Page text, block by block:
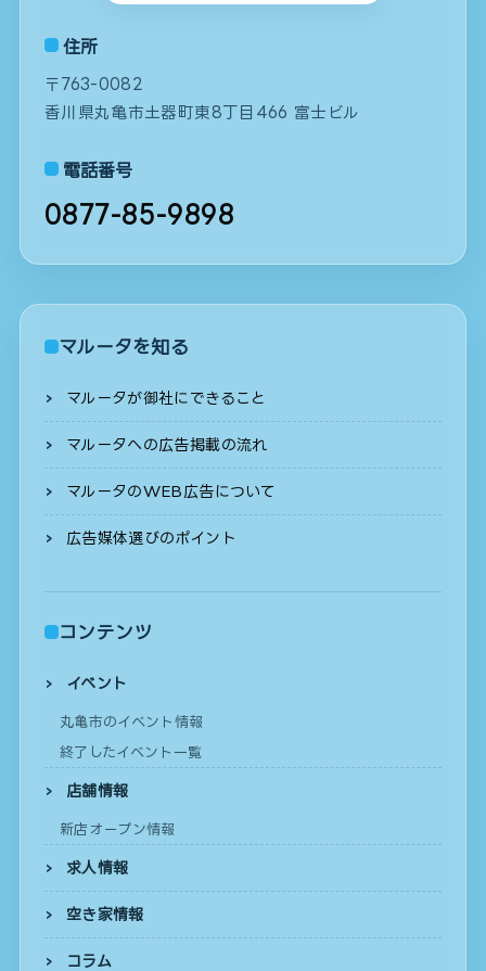
住所
〒763-0082
香川県丸亀市土器町東8丁目466 富士ビル
電話番号
0877-85-9898
マルータを知る
マルータが御社にできること
マルータへの広告掲載の流れ
マルータのWEB広告について
広告媒体選びのポイント
コンテンツ
イベント
丸亀市のイベント情報
終了したイベント一覧
店舗情報
新店オープン情報
求人情報
空き家情報
コラム